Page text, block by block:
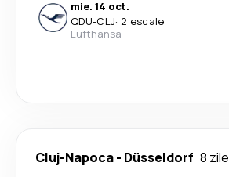
mie. 14 oct.
QDU-CLJ· 2 escale
Lufthansa
Cluj-Napoca- Düsseldorf 8 zile